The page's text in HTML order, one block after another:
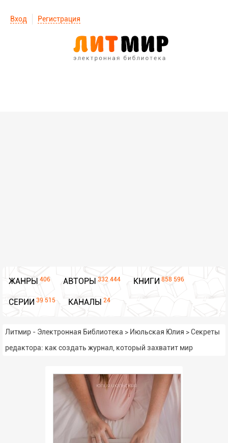
Вход Регистрация
ЖАНРЫ 406 АВТОРЫ 332 444 КНИГИ 858 596
СЕРИИ 39 515 КАНАЛЫ 24
Литмир - Электронная Библиотека > Июльская Юлия >Секреты
редактора: как создать журнал, который захватит мир